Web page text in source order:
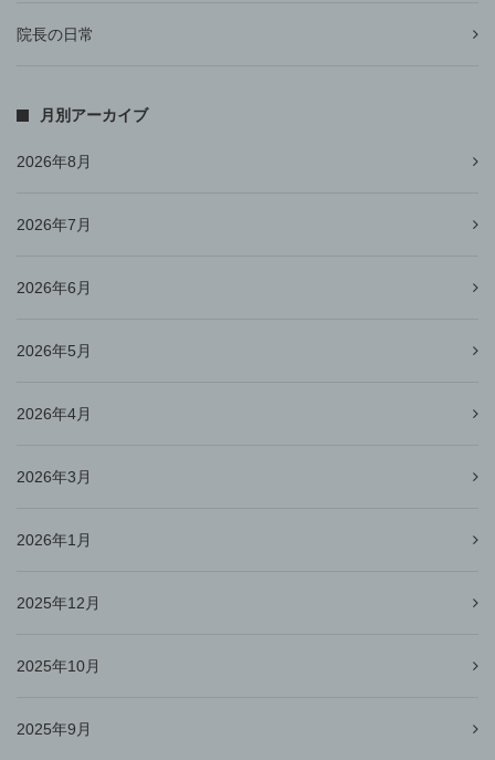
院長の日常
月別アーカイブ
2026年8月
2026年7月
2026年6月
2026年5月
2026年4月
2026年3月
2026年1月
2025年12月
2025年10月
2025年9月